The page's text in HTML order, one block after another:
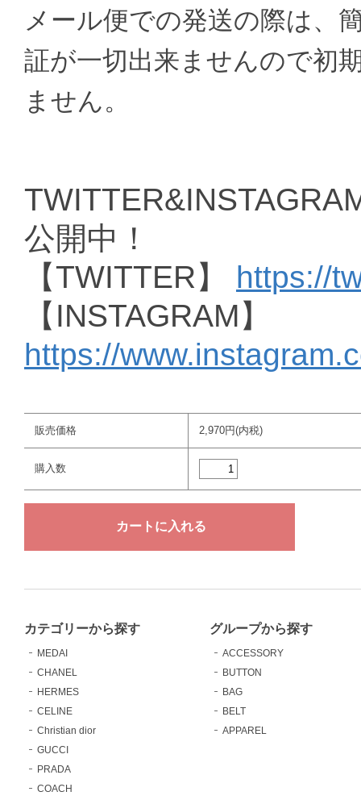
メール便での発送の際は、
証が一切出来ませんので初
ません。
公開中！
【TWITTER】 https://
【INSTAGRAM】
https://
販売価格 2,970円(内税)
購入数
カテゴリーから探す
MEDAI
CHANEL
HERMES
CELINE
Christian dior
GUCCI
PRADA
COACH
グループから探す
ACCESSORY
BUTTON
BAG
BELT
APPAREL